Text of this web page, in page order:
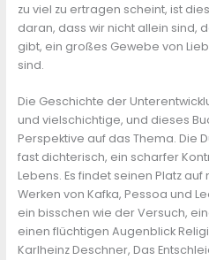
zu viel zu ertragen scheint, ist
daran, dass wir nicht allein sind,
gibt, ein großes Gewebe von
sind.
Die Geschichte der
und vielschichtige, und dieses
Perspektive auf das Thema. Die
fast dichterisch, ein scharfer
Lebens. Es findet seinen Platz
Werken von Kafka, Pessoa und
ein bisschen wie der Versuch,
einen flüchtigen Augenblick
Karlheinz Deschner, Das